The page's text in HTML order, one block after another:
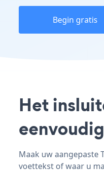
Begin gratis
Het
Maak uw aangepaste
voettekst of waar u